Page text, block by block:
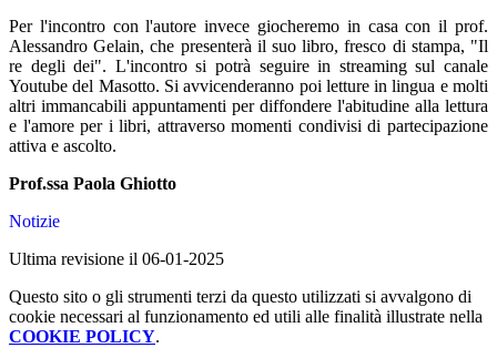
Per l'incontro con l'autore invece giocheremo in casa con il prof.
Alessandro Gelain, che presenterà il suo libro, fresco di stampa, "Il
re degli dei". L'incontro si potrà seguire in streaming sul canale
Youtube del Masotto. Si avvicenderanno poi letture in lingua e molti
altri immancabili appuntamenti per diffondere l'abitudine alla lettura
e l'amore per i libri, attraverso momenti condivisi di partecipazione
attiva e ascolto.
Prof.ssa Paola Ghiotto
Notizie
Ultima revisione il 06-01-2025
Questo sito o gli strumenti terzi da questo utilizzati si avvalgono di
cookie necessari al funzionamento ed utili alle finalità illustrate nella
COOKIE POLICY.